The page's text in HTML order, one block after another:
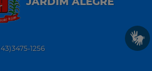
JARDIM ALEGRE
1256